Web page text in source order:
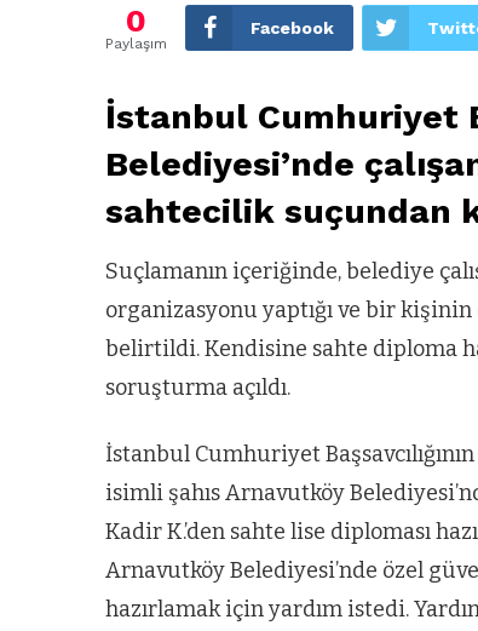
0
Paylaşım
Facebook
İstanbul Cumhuriyet
Belediyesi’nde
sahtecilik suçundan
Suçlamanın içeriğinde, belediye
organizasyonu yaptığı ve bir
belirtildi. Kendisine sahte diploma
soruşturma açıldı.
İstanbul Cumhuriyet
isimli şahıs Arnavutköy
Kadir K.’den sahte lise diploması
Arnavutköy Belediyesi’nde özel
hazırlamak için yardım istedi.